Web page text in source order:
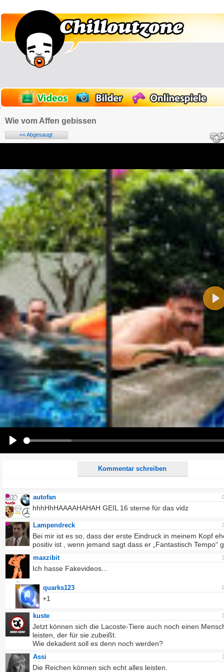
Wie vom Affen gebissen
<< Abgesaugt
Kommentar schreiben
Name:
E-Mail-Adresse (optional):
Kommentar:
Alle HTML-Tags außer <br>, <strike> und <i> werden aus Deinem Kommentar entfernt.
URLs werden automatisch umgewandelt. Bitte verwende "www." oder "http://" in URLs
Ich möchte eine E-Mail, wenn auf dieser Seite weitere Kommentare erscheinen.
autofan
hhhHhHAAAAHAHAH GEIL 16 sterne für das vidz
Lampendreck
Bei mir ist es so, dass der erste Eindruck in meinem Kopf
positiv ist , wenn jemand sagt dass er „Fantastisch Tempo“
maxzibit
Ich hasse Fakevideos...
quarks123
+1
kuste
Jetzt können sich die Lacoste-Tiere auch noch einen
leisten, der für sie zubeißt.
Wie dekadent soll es denn noch werden?
Assi
Die Reichen können sich echt alles leisten.